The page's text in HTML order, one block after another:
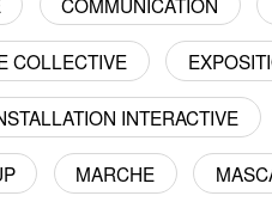
COLLECTIVE
INTERACTIVE
MARCHE